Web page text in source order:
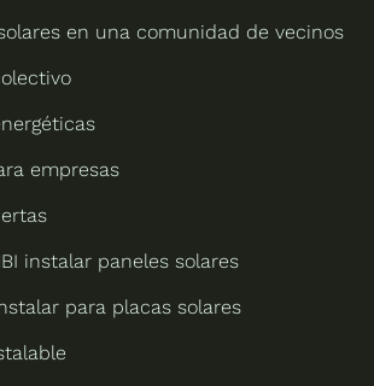
en una comunidad de vecinos
empresas
instalar paneles solares
para placas solares